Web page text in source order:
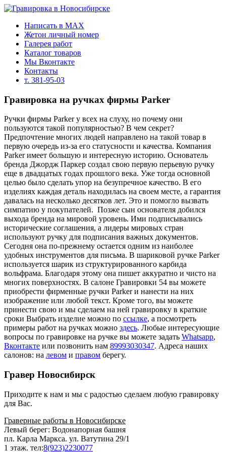
Написать в MAX
Жетон личный номер
Галерея работ
Каталог товаров
Мы Вконтакте
Контакты
т. 381-95-03
Гравировка на ручках фирмы Parker
Ручки фирмы Parker у всех на слуху, но почему они
пользуются такой популярностью? В чем секрет?
Предпочтение многих людей направлено на такой товар в
первую очередь из-за его статусности и качества. Компания
Parker имеет большую и интересную историю. Основатель
бренда Джордж Паркер создал свою первую перьевую ручку
еще в двадцатых годах прошлого века. Уже тогда основной
целью было сделать упор на безупречное качество. В его
изделиях каждая деталь находилась на своем месте, а гарантия
давалась на несколько десятков лет. Это и помогло вызвать
симпатию у покупателей. Позже сын основателя добился
выхода бренда на мировой уровень. Ими подписывались
исторические соглашения, а лидеры мировых стран
используют ручку для подписания важных документов.
Сегодня она по-прежнему остается одним из наиболее
удобных инструментов для письма. В шариковой ручке Parker
используется шарик из структурированного карбида
вольфрама. Благодаря этому она пишет аккуратно и чисто на
многих поверхностях. В салоне Гравировки 54 вы можете
приобрести фирменные ручки Parker и нанести на них
изображение или любой текст. Кроме того, вы можете
принести свою и мы сделаем на ней гравировку в краткие
сроки Выбрать изделие можно по ссылке, а посмотреть
примеры работ на ручках можно здесь. Любые интересующие
вопросы по гравировке на ручке вы можете задать Whatsapp,
Вконтакте или позвонить нам 89993030347. Адреса наших
салонов: на левом и правом берегу.
Гравер Новосибирск
Приходите к нам и мы с радостью сделаем любую гравировку
для Вас.
Граверные работы в Новосибирске
Левый берег: Водонапорная башня
пл. Карла Маркса. ул. Ватутина 29/1
1 этаж. тел:8(923)2230077